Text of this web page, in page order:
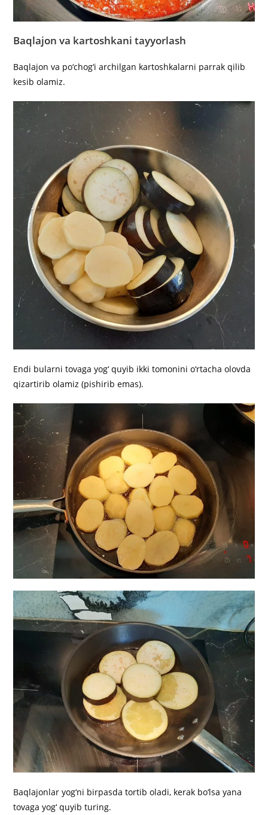
Baqlajon va kartoshkani tayyorlash
Baqlajon va po‘chog‘i archilgan kartoshkalarni parrak qilib
kesib olamiz.
Endi bularni tovaga yog‘ quyib ikki tomonini o‘rtacha olovda
qizartirib olamiz (pishirib emas).
Baqlajonlar yog‘ni birpasda tortib oladi, kerak bo‘lsa yana
tovaga yog‘ quyib turing.